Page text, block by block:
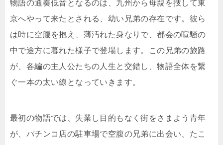
物語の通奏低音となるのは、九州から母親を捜して東
京へやって来たとされる、幼い兄弟の存在です。彼ら
は時に空腹を抱え、薄汚れた身なりで、都会の喧騒の
中で途方に暮れた様子で登場します。この兄弟の旅路
が、各編の主人公たちの人生と交錯し、物語全体を繋
ぐ一本の太い線となっていきます。
最初の物語では、失業し目的もなく街をさまよう青年
が、パチンコ店の駐車場で空腹の兄弟に出会い、たこ